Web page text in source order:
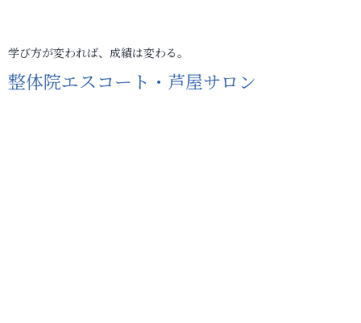
学び方が変われば、成績は変わる。
整体院エスコート・芦屋サロン